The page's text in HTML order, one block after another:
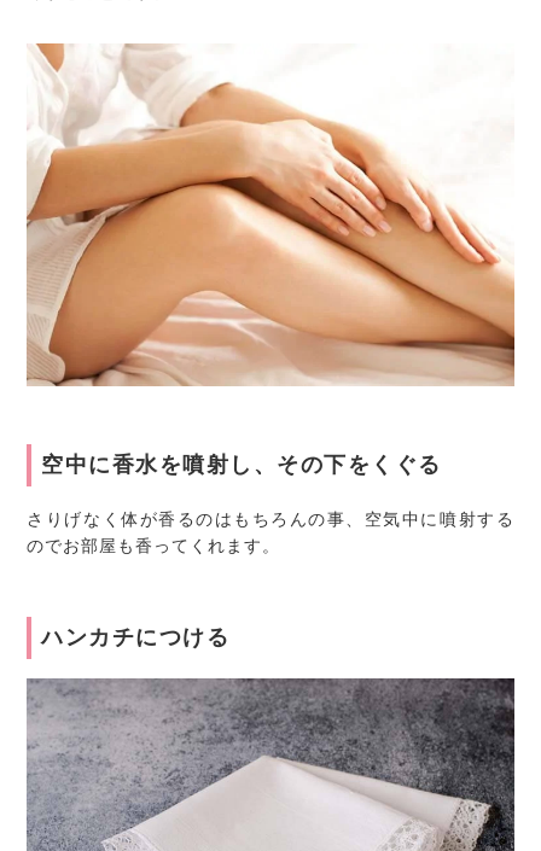
空中に香水を噴射し、その下をくぐる
さりげなく体が香るのはもちろんの事、空気中に噴射する
のでお部屋も香ってくれます。
ハンカチにつける